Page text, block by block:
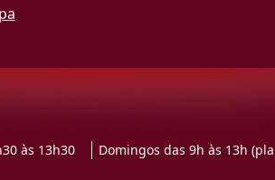
às 13h30 Domingos das 9h às 13h